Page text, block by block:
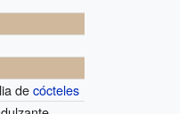
decócteles